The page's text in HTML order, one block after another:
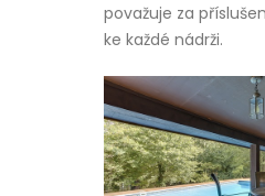
považuje za
ke každé nádrži.